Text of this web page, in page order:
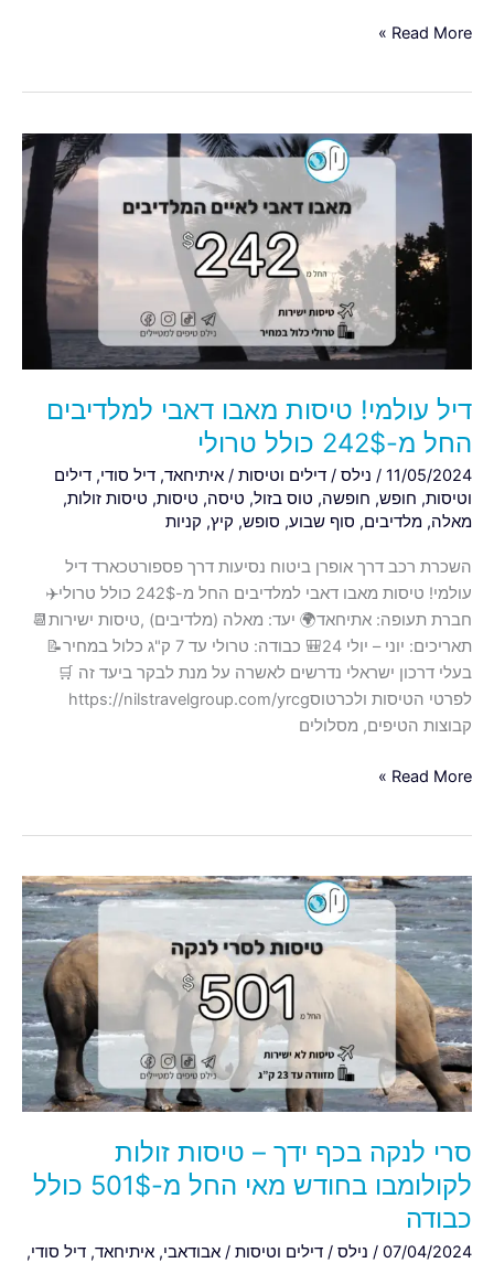
צוין
בהערות
מתי?
פברואר
Read More »
דיל עולמי! טיסות מאבו דאבי למלדיבים
החל מ-242$ כולל טרולי
11/05/2024
/ נילס / דילים וטיסות / איתיחאד, דיל סודי, דילים
וטיסות, חופש, חופשה, טוס בזול, טיסה, טיסות, טיסות זולות,
מאלה, מלדיבים, סוף שבוע, סופש, קיץ, קניות
השכרת רכב דרך אופרן ביטוח נסיעות דרך פספורטכארד דיל
עולמי! טיסות מאבו דאבי למלדיבים החל מ-242$ כולל טרולי✈️
חברת תעופה: אתיחאד🌍 יעד: מאלה (מלדיבים) ,טיסות ישירות📆
תאריכים: יוני – יולי 24🎒 כבודה: טרולי עד 7 ק"ג כלול במחיר📝
בעלי דרכון ישראלי נדרשים לאשרה על מנת לבקר ביעד זה 🛒
לפרטי הטיסות ולכרטוסhttps://nilstravelgroup.com/yrcg
קבוצות הטיפים, מסלולים
עולמי!
טיסות
מאבו
דאבי
למלדיבים
מ-242$
כולל
Read More »
סרי לנקה בכף ידך – טיסות זולות
לקולומבו בחודש מאי החל מ-501$ כולל
כבודה
07/04/2024
/ נילס / דילים וטיסות / אבודאבי, איתיחאד, דיל סודי,
סרי
לנקה
בכף
ידך
–
טיסות
זולות
לקולומבו
בחודש
החל
מ-501$
כולל
כבודה